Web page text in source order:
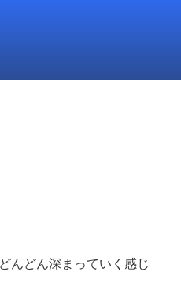
んどん深まっていく感じ